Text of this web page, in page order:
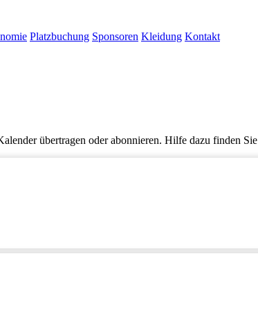
Platzbuchung Sponsoren Kleidung Kontakt
übertragen oder abonnieren. Hilfe dazu finden Sie